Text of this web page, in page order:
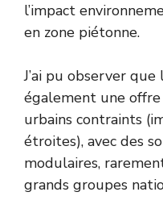
l’impact
en zone piétonne.
J’ai pu observer
également une
urbains contraints
étroites), avec des
modulaires,
grands groupes